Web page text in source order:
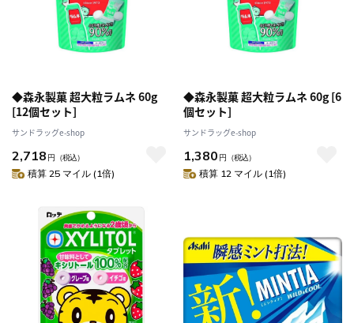
◆森永製菓 超大粒ラムネ 60g
[12個セット]
サンドラッグe-shop
2,718 円 （税込）
積算 25 マイル (1倍)
◆森永製菓 超大粒ラムネ 60g [6
個セット]
サンドラッグe-shop
1,380 円 （税込）
積算 12 マイル (1倍)